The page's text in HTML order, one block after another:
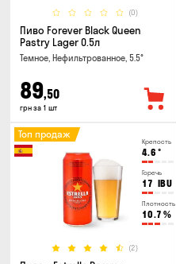
(0)
Пиво Forever Black Queen
Pastry Lager 0.5л
Темное, Нефильтрованное, 5.5°
89,50
грн за 1 шт
Крепость
4.6 °
Горечь
17 IBU
Плотность
10.7 %
(2)
Топ продаж